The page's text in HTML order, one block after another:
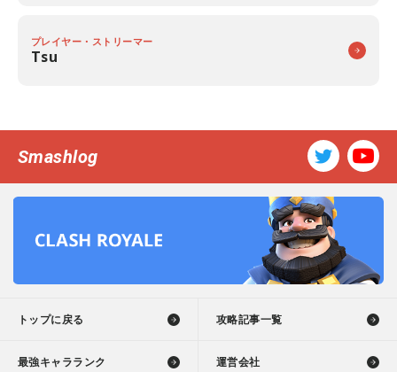
プレイヤー・ストリーマー
Tsu
Smashlog
トップに戻る 攻略記事一覧
最強キャラランク 運営会社